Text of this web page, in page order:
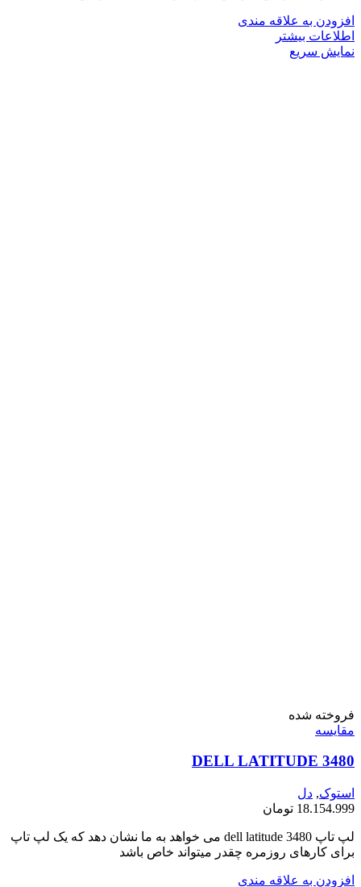
افزودن به علاقه مندی
اطلاعات بیشتر
نمایش سریع
فروخته شده
مقايسه
DELL LATITUDE 3480
استوک, دل
18.154.999 تومان
لپ تاپ dell latitude 3480 می خواهد به ما نشان دهد که یک لپ تاپ
برای کارهای روزمره چقدر میتواند خاص باشد
افزودن به علاقه مندی